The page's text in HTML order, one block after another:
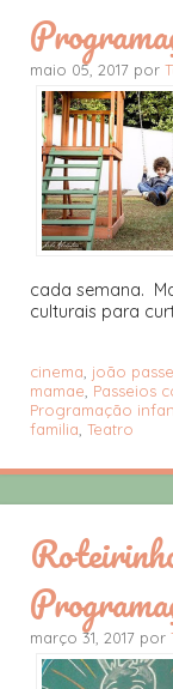
maio 05, 2017 por
cada semana.
culturais para
cinema joão
mamae Passeios
Programação
familia Teatro
março 31, 2017 por